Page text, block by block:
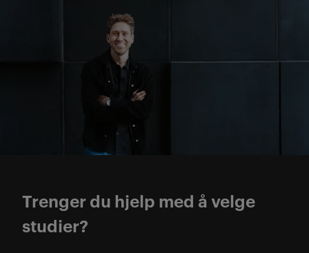
Trenger du hjelp med å velge
studier?